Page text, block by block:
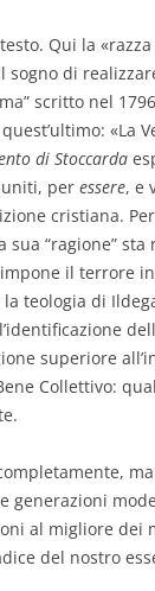
Qui la
sogno di
scritto nel
«La
di Stoccarda
uniti, per essere, e
cristiana.
sua “ragione”
il terrore
teologia di
superiore
Collettivo:
generazioni
al migliore
del nostro